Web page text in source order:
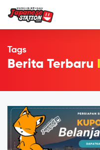
Tags
Berita Terbaru